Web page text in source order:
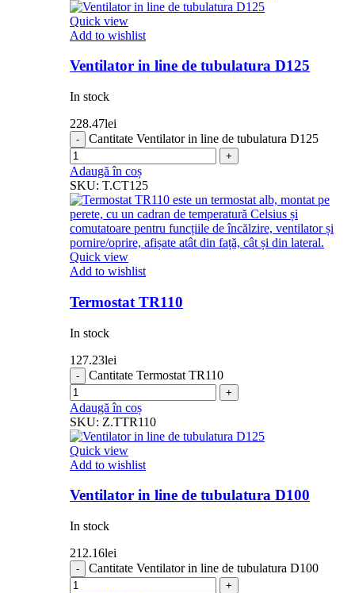
Quick view
Add to wishlist
Ventilator in line de tubulatura D125
In stock
228.47lei
Cantitate Ventilator in line de tubulatura D125
Adaugă în coș
SKU: T.CT125
Quick view
Add to wishlist
Termostat TR110
In stock
127.23lei
Cantitate Termostat TR110
Adaugă în coș
SKU: Z.TTR110
Quick view
Add to wishlist
Ventilator in line de tubulatura D100
In stock
212.16lei
Cantitate Ventilator in line de tubulatura D100